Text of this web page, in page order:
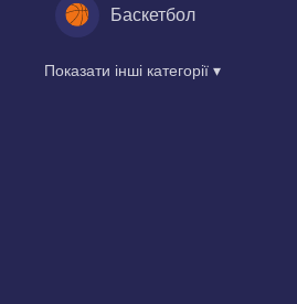
Баскетбол
Показати інші категорії ▾